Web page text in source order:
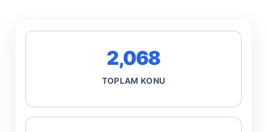
2,068
TOPLAM KONU